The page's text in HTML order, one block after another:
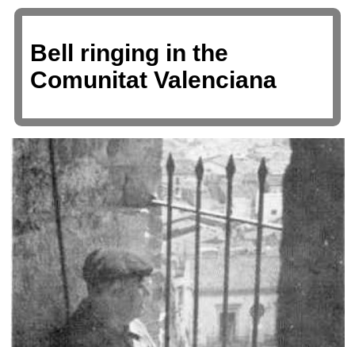
Bell ringing in the
Comunitat Valenciana